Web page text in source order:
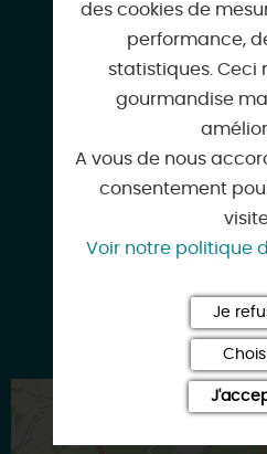
des cookies de
performance,
statistiques. Ceci
gourmandise
A vous de nous
consentement
Voir notre politique
Je